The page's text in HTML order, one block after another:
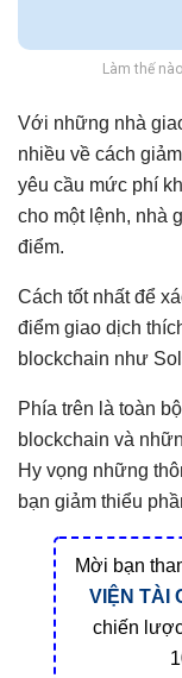
Làm thế
Với những nhà
nhiều về cách
yêu cầu mức phí
cho một lệnh, nhà
điểm.
Cách tốt nhất để
điểm giao dịch
blockchain như
Phía trên là toàn
blockchain và
Hy vọng những
bạn giảm thiểu
Mời bạn
VIỆN TÀI
chiến